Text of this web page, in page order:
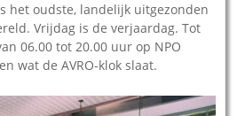
het oudste, landelijk uitgezonden
Vrijdag is de verjaardag. Tot
06.00 tot 20.00 uur op NPO
wat de AVRO-klok slaat.